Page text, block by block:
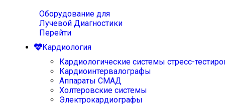
Оборудование для
Лучевой Диагностики
Перейти
Кардиология
Кардиологические системы стресс-
Кардиоинтервалографы
Аппараты СМАД
Холтеровские системы
Электрокардиографы